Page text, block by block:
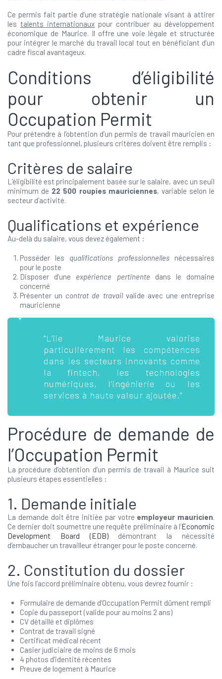
Ce permis fait partie d’une stratégie nationale visant à attirer
les talents internationaux pour contribuer au développement
économique de Maurice. Il offre une voie légale et structurée
pour intégrer le marché du travail local tout en bénéficiant d’un
cadre fiscal avantageux.
Conditions d’éligibilité
pour obtenir un
Occupation Permit
Pour prétendre à l’obtention d’un permis de travail mauricien en
tant que professionnel, plusieurs critères doivent être remplis :
Critères de salaire
L’éligibilité est principalement basée sur le salaire, avec un seuil
minimum de 22 500 roupies mauriciennes, variable selon le
secteur d’activité.
Qualifications et expérience
Au-delà du salaire, vous devez également :
Posséder les qualifications professionnelles nécessaires
pour le poste
Disposer d’une expérience pertinente dans le domaine
concerné
Présenter un contrat de travailvalide avec une entreprise
mauricienne
“L’île Maurice valorise
particulièrement les compétences
dans les secteurs innovants comme
la fintech, les technologies
numériques, l’ingénierie ou les
services à haute valeur ajoutée.”
Procédure de demande de
l’Occupation Permit
La procédure d’obtention d’un permis de travail à Maurice suit
plusieurs étapes essentielles :
1. Demande initiale
La demande doit être initiée par votre employeur mauricien.
Ce dernier doit soumettre une requête préliminaire à l’Economic
Development Board (EDB)démontrant la nécessité
d’embaucher un travailleur étranger pour le poste concerné.
2. Constitution du dossier
Une fois l’accord préliminaire obtenu, vous devrez fournir :
Formulaire de demande d’Occupation Permit dûment rempli
Copie du passeport (valide pour au moins 2 ans)
CV détaillé et diplômes
Contrat de travail signé
Certificat médical récent
Casier judiciaire de moins de 6 mois
4 photos d’identité récentes
Preuve de logement à Maurice